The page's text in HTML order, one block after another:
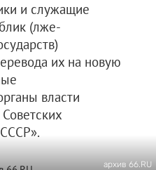
и служащие
(лже-
их на новую
власти
архив 66.RU